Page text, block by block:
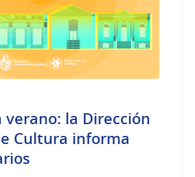
verano: la Dirección
Cultura informa